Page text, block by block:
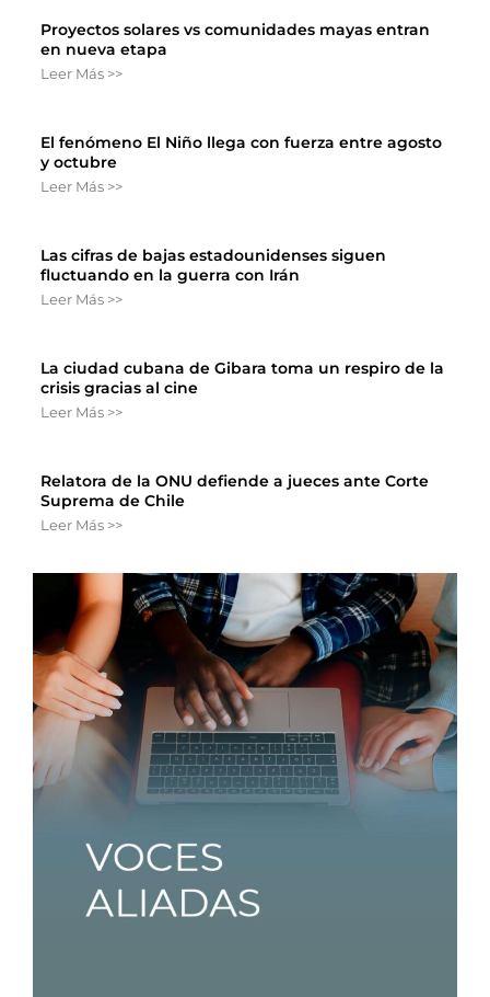
Proyectos solares vs comunidades mayas entran
en nueva etapa
Leer Más >>
El fenómeno El Niño llega con fuerza entre agosto
y octubre
Leer Más >>
Las cifras de bajas estadounidenses siguen
fluctuando en la guerra con Irán
Leer Más >>
La ciudad cubana de Gibara toma un respiro de la
crisis gracias al cine
Leer Más >>
Relatora de la ONU defiende a jueces ante Corte
Suprema de Chile
Leer Más >>